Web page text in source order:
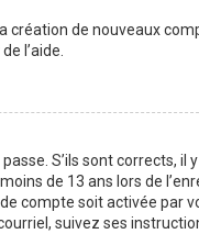
création de nouveaux
l’aide.
S’ils sont corrects, il
de 13 ans lors de
compte soit activée
suivez ses